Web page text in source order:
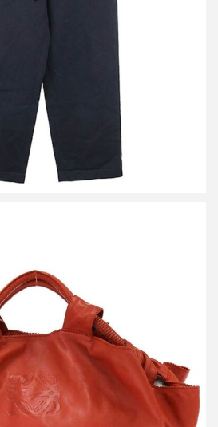
アイレ レザーハンドバッグ
取金額15,600円
詳しく見る